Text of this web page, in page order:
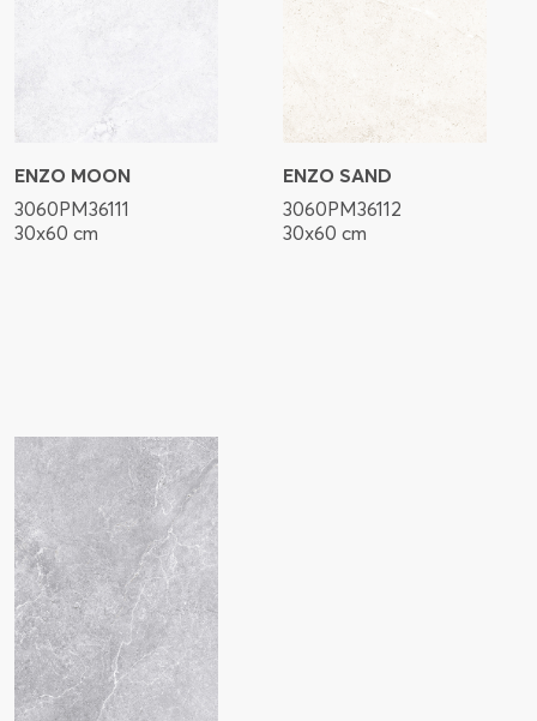
ENZO MOON
3060PM36111
30x60 cm
ENZO SAND
3060PM36112
30x60 cm